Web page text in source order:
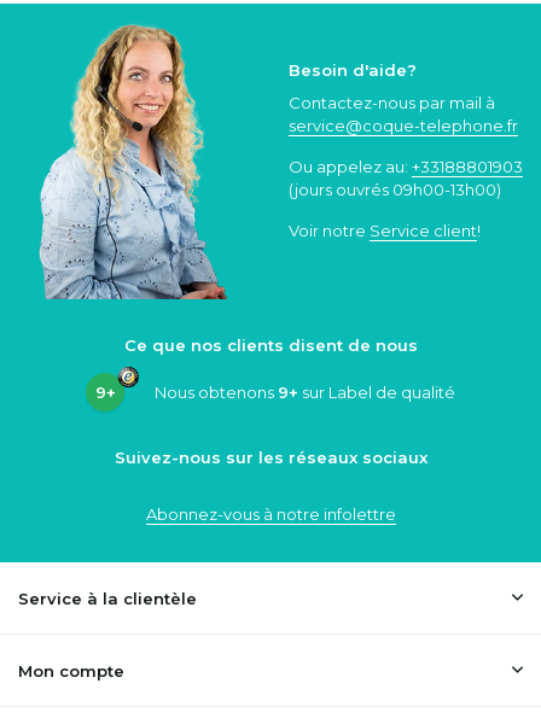
Besoin d'aide?
Contactez-nous par mail à
service@coque-telephone.fr
Ou appelez au: +33188801903
(jours ouvrés 09h00-13h00)
Voir notre Service client!
Ce que nos clients disent de nous
9+ Nous obtenons 9+ sur Label de qualité
Suivez-nous sur les réseaux sociaux
Abonnez-vous à notre infolettre
Service à la clientèle
Mon compte